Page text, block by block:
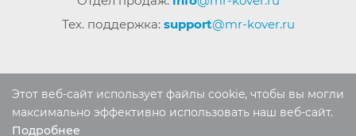
Тех. поддержка: support@mr-kover.ru
2022-2026 © Интернет магазинMR-KOVER.RU
Авторские права защищены. Воспроизведение
материалов сайта без письменного разрешения
Этот веб-сайт использует файлы cookie, чтобы вы могли
максимально эффективно использовать наш веб-сайт.
Подробнее